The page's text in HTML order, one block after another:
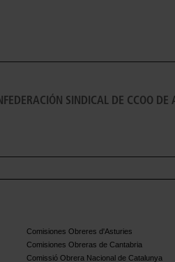
SINDICAL DE CCOO DE
Comisiones Obreres d'Asturies
Comisiones Obreras de Cantabria
Comissió Obrera Nacional de Catalunya